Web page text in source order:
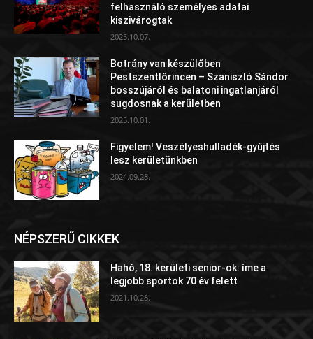
felhasználó személyes adatai
kiszivárogtak
2025.10.07.
Botrány van készülőben
Pestszentlőrincen – Szaniszló Sándor
bosszújáról és balatoni ingatlanjáról
sugdosnak a kerületben
2025.10.01.
Figyelem! Veszélyeshulladék-gyűjtés
lesz kerületünkben
2024.09.28.
NÉPSZERŰ CIKKEK
Hahó, 18. kerületi senior-ok: íme a
legjobb sportok 70 év felett
2021.10.28.